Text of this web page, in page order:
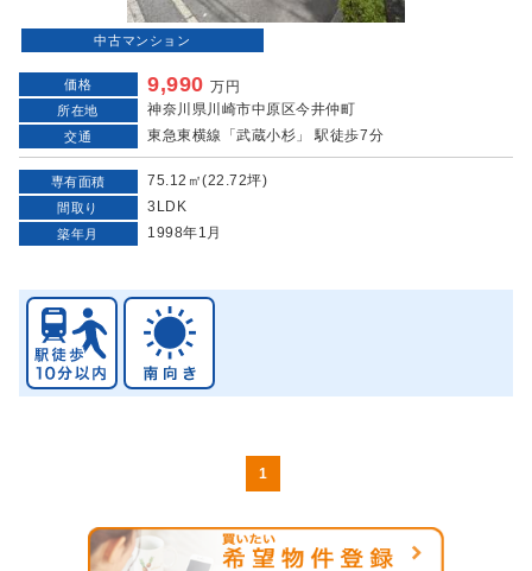
中古マンション
価格 9,990万円
所在地 神奈川県川崎市中原区今井仲町
交通 東急東横線「武蔵小杉」 駅徒歩7分
専有面積 75.12㎡(22.72坪)
間取り 3LDK
築年月 1998年1月
1